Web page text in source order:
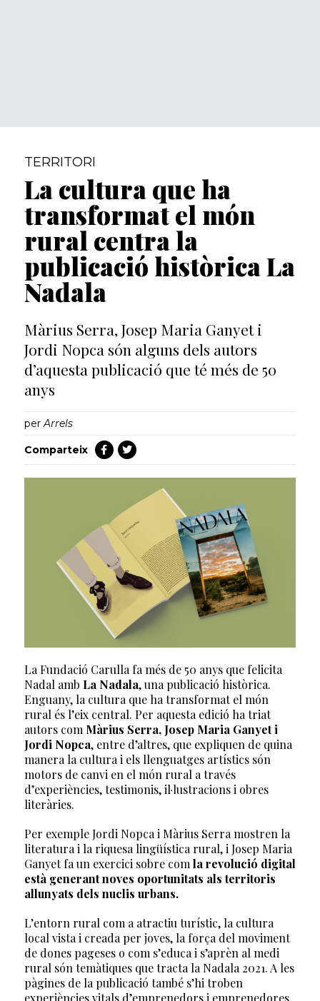
TERRITORI
La cultura que ha
transformat el món
rural centra la
publicació històrica La
Nadala
Màrius Serra, Josep Maria Ganyet i
Jordi Nopca són alguns dels autors
d’aquesta publicació que té més de 50
anys
per Arrels
Comparteix
La Fundació Carulla fa més de 50 anys que felicita
Nadal amb La Nadala, una publicació històrica.
Enguany, la cultura que ha transformat el món
rural és l’eix central. Per aquesta edició ha triat
autors com Màrius Serra, Josep Maria Ganyet i
Jordi Nopca, entre d’altres, que expliquen de quina
manera la cultura i els llenguatges artístics són
motors de canvi en el món rural a través
d’experiències, testimonis, il·lustracions i obres
literàries.
Per exemple Jordi Nopca i Màrius Serra mostren la
literatura i la riquesa lingüística rural, i Josep Maria
Ganyet fa un exercici sobre com la revolució digital
està generant noves oportunitats als territoris
allunyats dels nuclis urbans.
L’entorn rural com a atractiu turístic, la cultura
local vista i creada per joves, la força del moviment
de dones pageses o com s’educa i s’aprèn al medi
rural són temàtiques que tracta la Nadala 2021. A les
pàgines de la publicació també s’hi troben
experiències vitals d’emprenedors i emprenedores